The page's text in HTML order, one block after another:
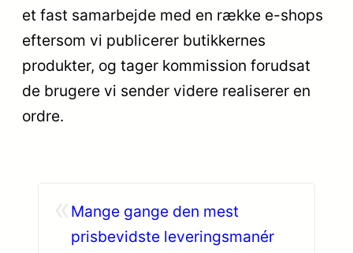
et fast samarbejde med en række e-shops
eftersom vi publicerer butikkernes
produkter, og tager kommission forudsat
de brugere vi sender videre realiserer en
ordre.
Mange gange den mest
prisbevidste leveringsmanér